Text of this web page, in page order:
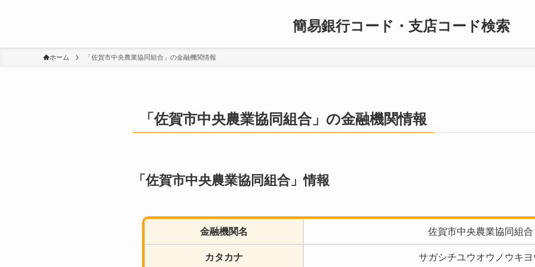
簡易銀行コード・支店コード検索
ホーム 「佐賀市中央農業協同組合」の金融機関情報
「佐賀市中央農業協同組合」の金融機関情報
「佐賀市中央農業協同組合」情報
金融機関名 佐賀市中央農業協同組合
カタカナ サガシチユウオウノウキヨ